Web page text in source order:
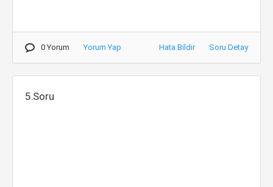
0 Yorum Yorum Yap Hata Bildir Soru Detay
5.Soru